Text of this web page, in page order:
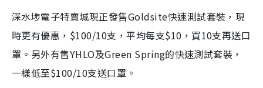
深水埗電子特賣城現正發售Goldsite快速測試套裝，現
時更有優惠，$100/10支，平均每支$10，買10支再送口
罩。另外有售YHLO及Green Spring的快速測試套裝，
一樣低至$100/10支送口罩。